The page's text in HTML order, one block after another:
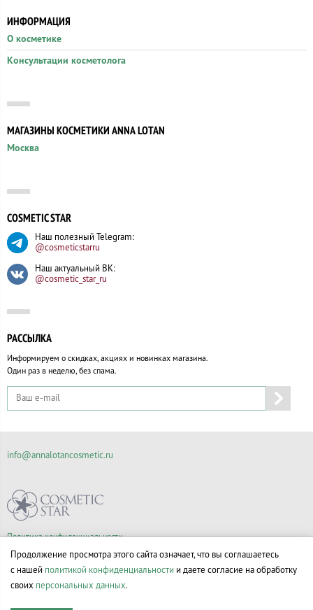
ИНФОРМАЦИЯ
О косметике
Консультации косметолога
МАГАЗИНЫ КОСМЕТИКИ ANNA LOTAN
Москва
COSMETIC STAR
Наш полезный Telegram:
@cosmeticstarru
Наш актуальный ВК:
@cosmetic_star_ru
РАССЫЛКА
Информируем о скидках, акциях и новинках магазина.
Один раз в неделю, без спама.
Политика конфиденциальности
Правила продажи товаров
Согласие на обработку персональных данных
info@annalotancosmetic.ru
Продолжение просмотра этого сайта означает, что вы соглашаетесь
с нашей политикой конфиденциальности и даете согласие на обработку
своих персональных данных.